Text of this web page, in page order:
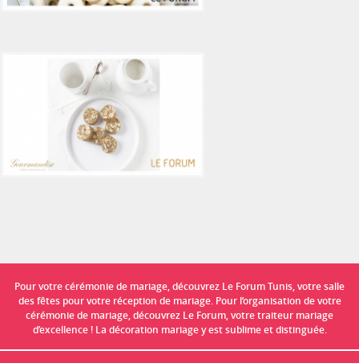
Pour votre cérémonie de mariage, découvrez Le Forum Tunis, votre salle
des fêtes pour votre réception de mariage. Pour l’organisation de votre
cérémonie de mariage, découvrez Le Forum, votre traiteur mariage
d’excellence ! La décoration mariage y est sublime et distinguée.